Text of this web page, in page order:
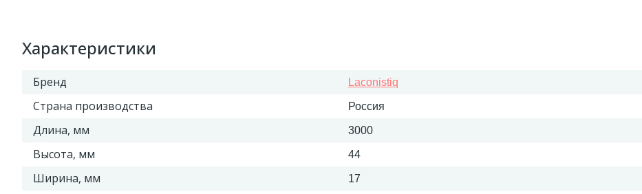
Характеристики
Бренд Laconistiq
Страна производства Россия
Длина, мм 3000
Высота, мм 44
Ширина, мм 17